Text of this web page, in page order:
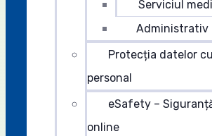
Serviciul
Administrativ
Protecția datelor
personal
eSafety –
online